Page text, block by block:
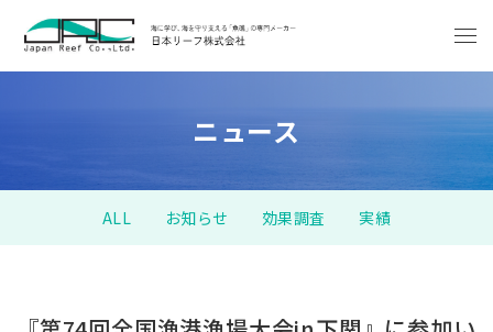
ニュース
ALL お知らせ 効果調査 実績